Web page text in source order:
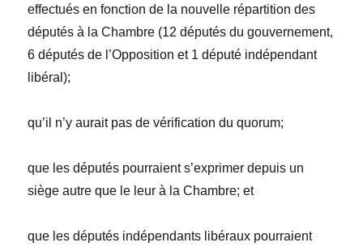
effectués en fonction de la nouvelle répartition des
députés à la Chambre (12 députés du gouvernement,
6 députés de l’Opposition et 1 député indépendant
libéral);
qu’il n’y aurait pas de vérification du quorum;
que les députés pourraient s’exprimer depuis un
siège autre que le leur à la Chambre; et
que les députés indépendants libéraux pourraient